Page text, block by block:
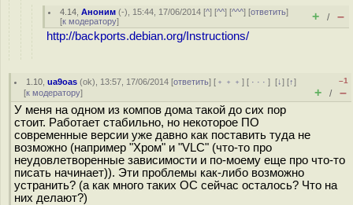
4.14 ,Аноним (-), 15:44, 17/06/2014 [^] [^^] [^^^] [ответить]
[к модератору] + / –
http://backports.debian.org/Instructions/
1.10 ,ua9oas (ok), 13:57, 17/06/2014 [ответить] [ ﹢﹢﹢] [ · · ·][↓] [↑]
[к модератору]
–1
+ / –
У меня на одном из компов дома такой до сих пор
стоит. Работает стабильно, но некоторое ПО
современные версии уже давно как поставить туда не
возможно (например "Хром" и "VLC" (что-то про
неудовлетворенные зависимости и по-моему еще про что-то
писать начинает)). Эти проблемы как-либо возможно
устранить? (а как много таких ОС сейчас осталось? Что на
них делают?)